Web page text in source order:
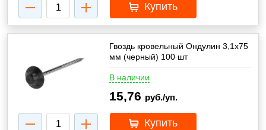
Купить
Гвоздь кровельный Ондулин 3,1х75
мм (черный) 100 шт
В наличии
15,76 руб./уп.
Купить